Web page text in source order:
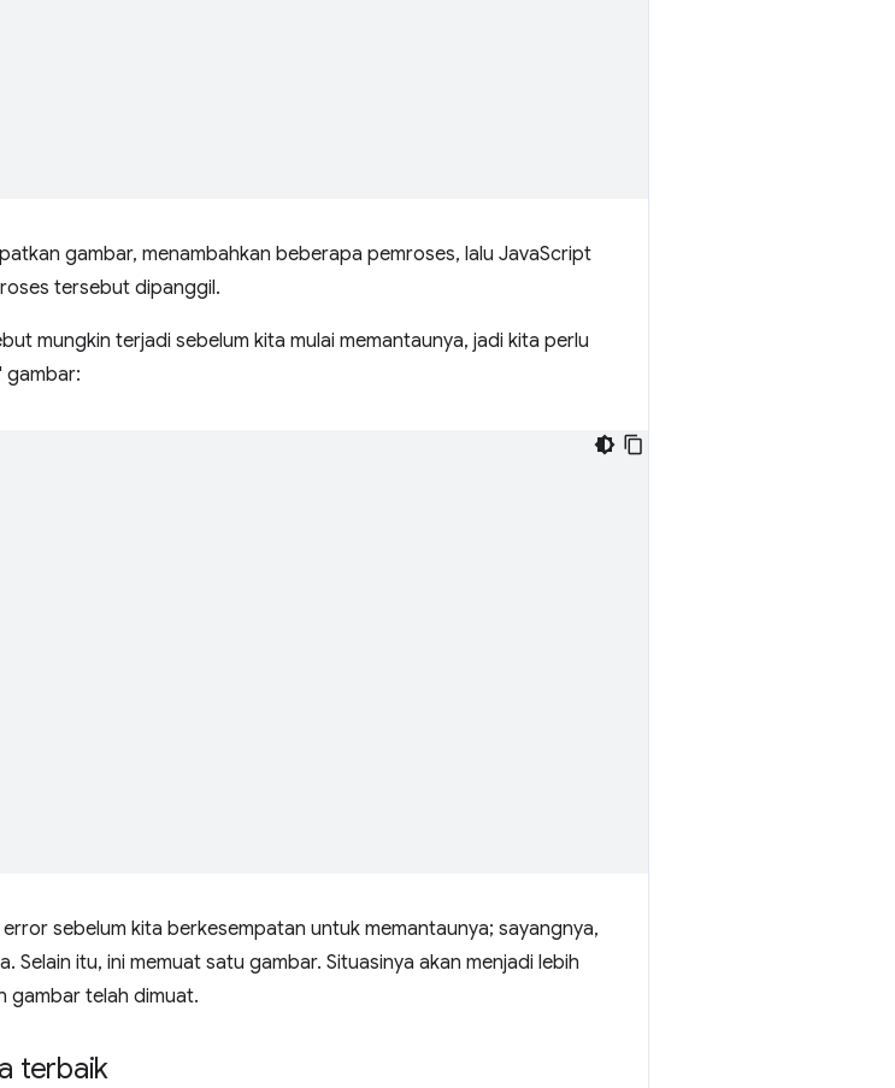
gambar, menambahkan beberapa pemroses, lalu JavaScript
tersebut dipanggil.
mungkin terjadi sebelum kita mulai memantaunya, jadi kita perlu
gambar:
sebelum kita berkesempatan untuk memantaunya; sayangnya,
Selain itu, ini memuat satu gambar. Situasinya akan menjadi lebih
gambar telah dimuat.
terbaik